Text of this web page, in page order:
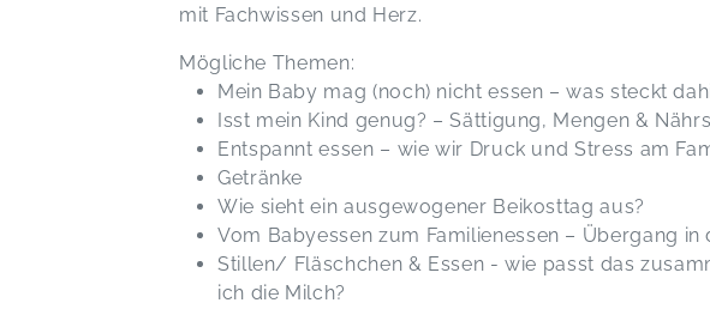
mit Fachwissen und Herz.
Mögliche Themen:
Mein Baby mag (noch) nicht essen – was steckt
Isst mein Kind genug? – Sättigung, Mengen &
Entspannt essen – wie wir Druck und Stress am
Getränke
Wie sieht ein ausgewogener Beikosttag aus?
Vom Babyessen zum Familienessen – Übergang
Stillen/ Fläschchen & Essen - wie passt das
ich die Milch?